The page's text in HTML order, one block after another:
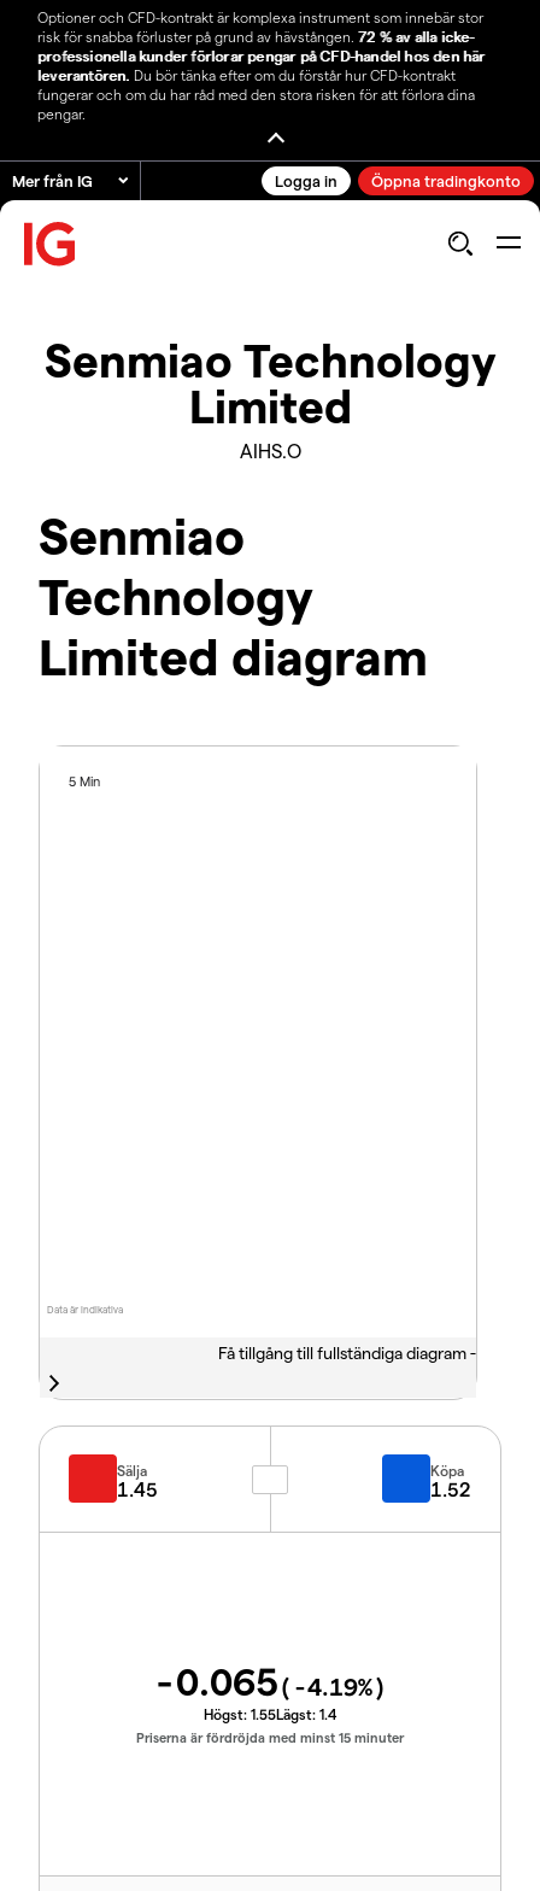
Optioner och CFD-kontrakt är komplexa instrument som innebär stor
risk för snabba förluster på grund av hävstången. 72 % av alla icke-
professionella kunder förlorar pengar på CFD-handel hos den här
leverantören. Du bör tänka efter om du förstår hur CFD-kontrakt
fungerar och om du har råd med den stora risken för att förlora dina
pengar.
Mer från IG Logga in Öppna tradingkonto
Senmiao Technology
Limited
AIHS.O
Senmiao
Technology
Limited diagram
Data är indikativa
5 Min
Få tillgång till fullständiga diagram -
Sälja
1.45
Köpa
1.52
-0.065( -4.19%)
Högst: 1.55Lägst: 1.4
Priserna är fördröjda med minst 15 minuter